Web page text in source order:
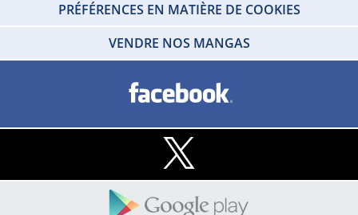
PRÉFÉRENCES EN MATIÈRE DE COOKIES
VENDRE NOS MANGAS